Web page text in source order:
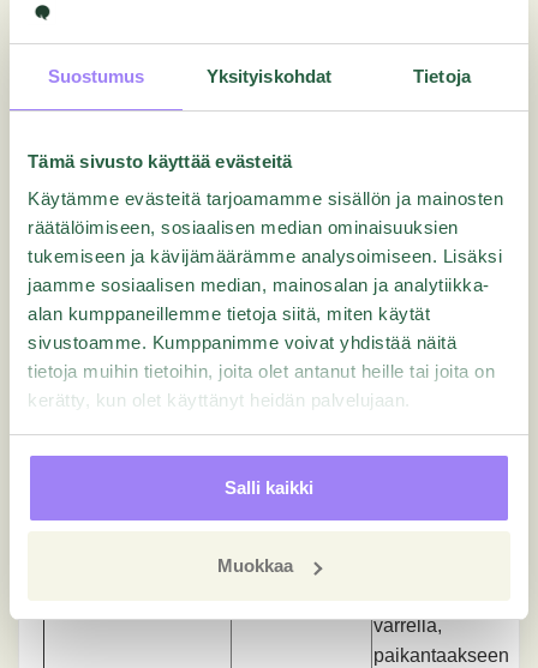
Suostumus Yksityiskohdat Tietoja
Tämä sivusto käyttää evästeitä
Käytämme evästeitä tarjoamamme sisällön ja mainosten
räätälöimiseen, sosiaalisen median ominaisuuksien
tukemiseen ja kävijämäärämme analysoimiseen. Lisäksi
jaamme sosiaalisen median, mainosalan ja analytiikka-
alan kumppaneillemme tietoja siitä, miten käytät
sivustoamme. Kumppanimme voivat yhdistää näitä
tietoja muihin tietoihin, joita olet antanut heille tai joita on
kerätty, kun olet käyttänyt heidän palvelujaan.
Salli kaikki
Muokkaa
Kunkin sellaisen
käsittelytoimen
määräyksiä, jotka
koskevat jatkuvaa
heidän
työympäristöstään,
ja muista heidän
asemansa
merkityksellisistä
varrella,
paikantaakseen